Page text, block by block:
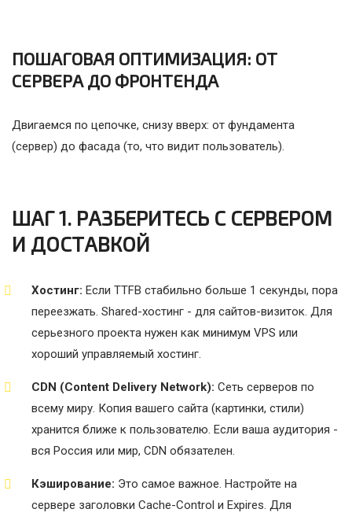
ПОШАГОВАЯ ОПТИМИЗАЦИЯ: ОТ
СЕРВЕРА ДО ФРОНТЕНДА
Двигаемся по цепочке, снизу вверх: от фундамента
(сервер) до фасада (то, что видит пользователь).
ШАГ 1. РАЗБЕРИТЕСЬ С СЕРВЕРОМ
И ДОСТАВКОЙ
Хостинг: Если TTFB стабильно больше 1 секунды, пора
переезжать. Shared-хостинг - для сайтов-визиток. Для
серьезного проекта нужен как минимум VPS или
хороший управляемый хостинг.
CDN (Content Delivery Network): Сеть серверов по
всему миру. Копия вашего сайта (картинки, стили)
хранится ближе к пользователю. Если ваша аудитория -
вся Россия или мир, CDN обязателен.
Кэширование: Это самое важное. Настройте на
сервере заголовки Cache-Control и Expires. Для